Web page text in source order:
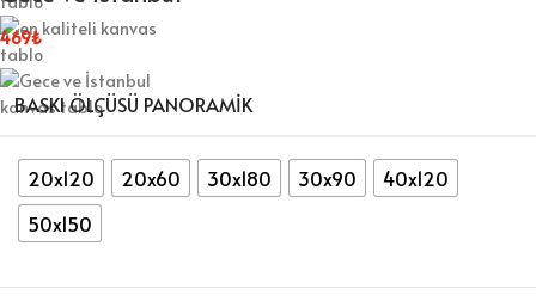
469₺
BASKI ÖLÇÜSÜ PANORAMIK
20x120 20x60 30x180 30x90
40x120
50x150